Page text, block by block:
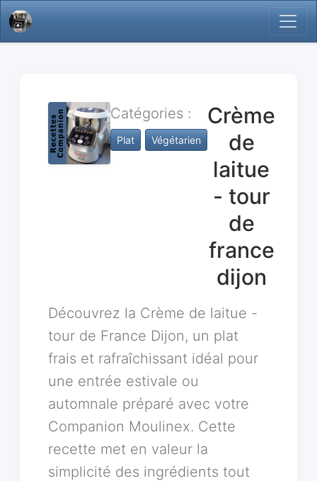
Catégories :
Plat Végétarien
Crème
de
laitue
- tour
de
france
dijon
Découvrez la Crème de laitue -
tour de France Dijon, un plat
frais et rafraîchissant idéal pour
une entrée estivale ou
automnale préparé avec votre
Companion Moulinex. Cette
recette met en valeur la
simplicité des ingrédients tout